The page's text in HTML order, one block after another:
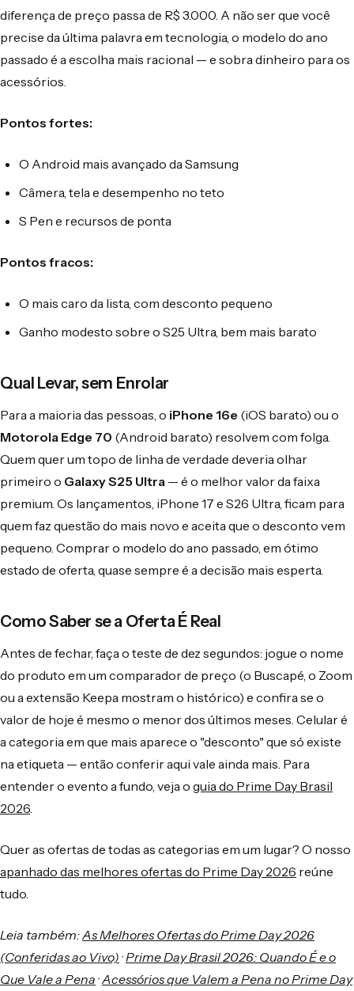
diferença de preço passa de R$ 3.000. A não ser que você
precise da última palavra em tecnologia, o modelo do ano
passado é a escolha mais racional — e sobra dinheiro para os
acessórios.
Pontos fortes:
O Android mais avançado da Samsung
Câmera, tela e desempenho no teto
S Pen e recursos de ponta
Pontos fracos:
O mais caro da lista, com desconto pequeno
Ganho modesto sobre o S25 Ultra, bem mais barato
Qual Levar, sem Enrolar
Para a maioria das pessoas, o iPhone 16e (iOS barato) ou o
Motorola Edge 70 (Android barato) resolvem com folga.
Quem quer um topo de linha de verdade deveria olhar
primeiro o Galaxy S25 Ultra — é o melhor valor da faixa
premium. Os lançamentos, iPhone 17 e S26 Ultra, ficam para
quem faz questão do mais novo e aceita que o desconto vem
pequeno. Comprar o modelo do ano passado, em ótimo
estado de oferta, quase sempre é a decisão mais esperta.
Como Saber se a Oferta É Real
Antes de fechar, faça o teste de dez segundos: jogue o nome
do produto em um comparador de preço (o Buscapé, o Zoom
ou a extensão Keepa mostram o histórico) e confira se o
valor de hoje é mesmo o menor dos últimos meses. Celular é
a categoria em que mais aparece o "desconto" que só existe
na etiqueta — então conferir aqui vale ainda mais. Para
entender o evento a fundo, veja o guia do Prime Day Brasil
2026
Quer as ofertas de todas as categorias em um lugar? O nosso
apanhado das melhores ofertas do Prime Day 2026 reúne
tudo.
Leia também:As Melhores Ofertas do Prime Day 2026
(Conferidas ao Vivo) ·Prime Day Brasil 2026: Quando É e o
Que Vale a Pena ·Acessórios que Valem a Pena no Prime Day